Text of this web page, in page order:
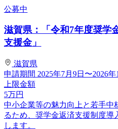
公募中
滋賀県：「令和7年度奨学
支援金」
滋賀県
申請期間 2025年7月9日〜2026年
上限金額
5万円
中小企業等の魅力向上と若手中
るため、奨学金返済支援制度
します。